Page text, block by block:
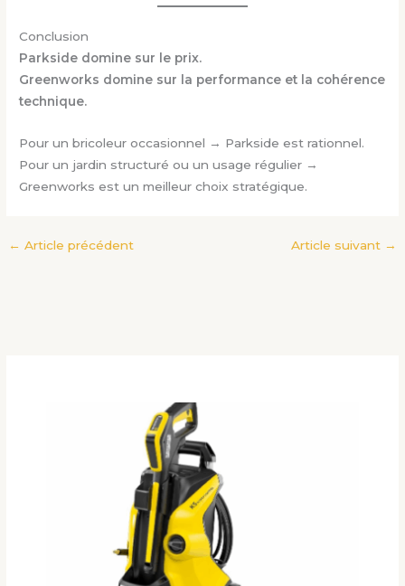
Conclusion
Parkside domine sur le prix.
Greenworks domine sur la performance et la cohérence
technique.
Pour un bricoleur occasionnel → Parkside est rationnel.
Pour un jardin structuré ou un usage régulier →
Greenworks est un meilleur choix stratégique.
← Article précédent Article suivant →